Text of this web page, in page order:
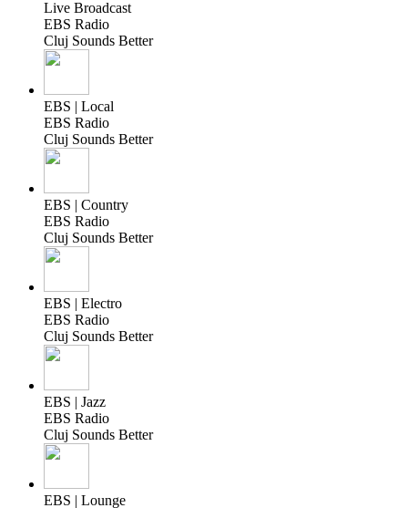
Live Broadcast
EBS Radio
Cluj Sounds Better
EBS | Local
EBS Radio
Cluj Sounds Better
EBS | Country
EBS Radio
Cluj Sounds Better
EBS | Electro
EBS Radio
Cluj Sounds Better
EBS | Jazz
EBS Radio
Cluj Sounds Better
EBS | Lounge